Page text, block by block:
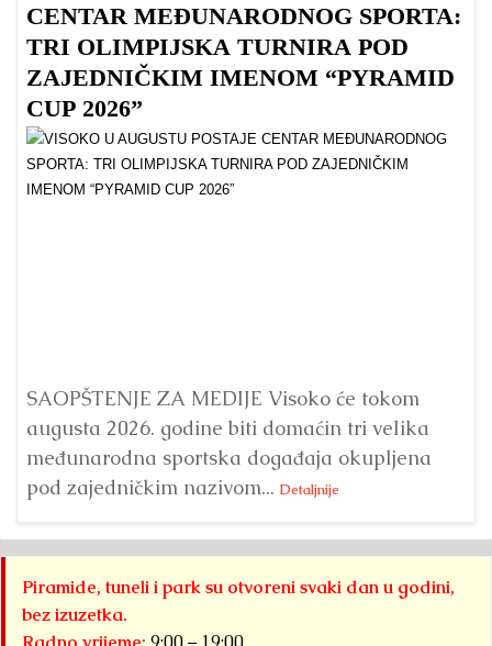
CENTAR MEĐUNARODNOG SPORTA:
TRI OLIMPIJSKA TURNIRA POD
ZAJEDNIČKIM IMENOM “PYRAMID
CUP 2026”
SAOPŠTENJE ZA MEDIJE Visoko će tokom
augusta 2026. godine biti domaćin tri velika
međunarodna sportska događaja okupljena
pod zajedničkim nazivom... Detaljnije
Piramide, tuneli i park su otvoreni svaki dan u godini,
bez izuzetka.